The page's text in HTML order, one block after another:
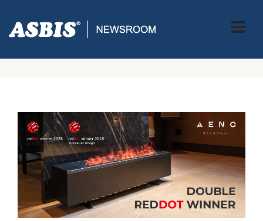
ASBIS CROATIA PRESS> AENO PREMIUM ECO SMART
GRIJALICA S EFEKTOM PRAVE VATRE OSVOJILA 2 RED DOT